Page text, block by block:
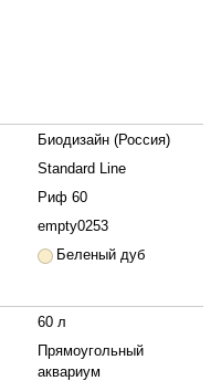
Биодизайн (Россия)
Standard Line
Риф 60
empty0253
Беленый дуб
60 л
Прямоугольный
аквариум